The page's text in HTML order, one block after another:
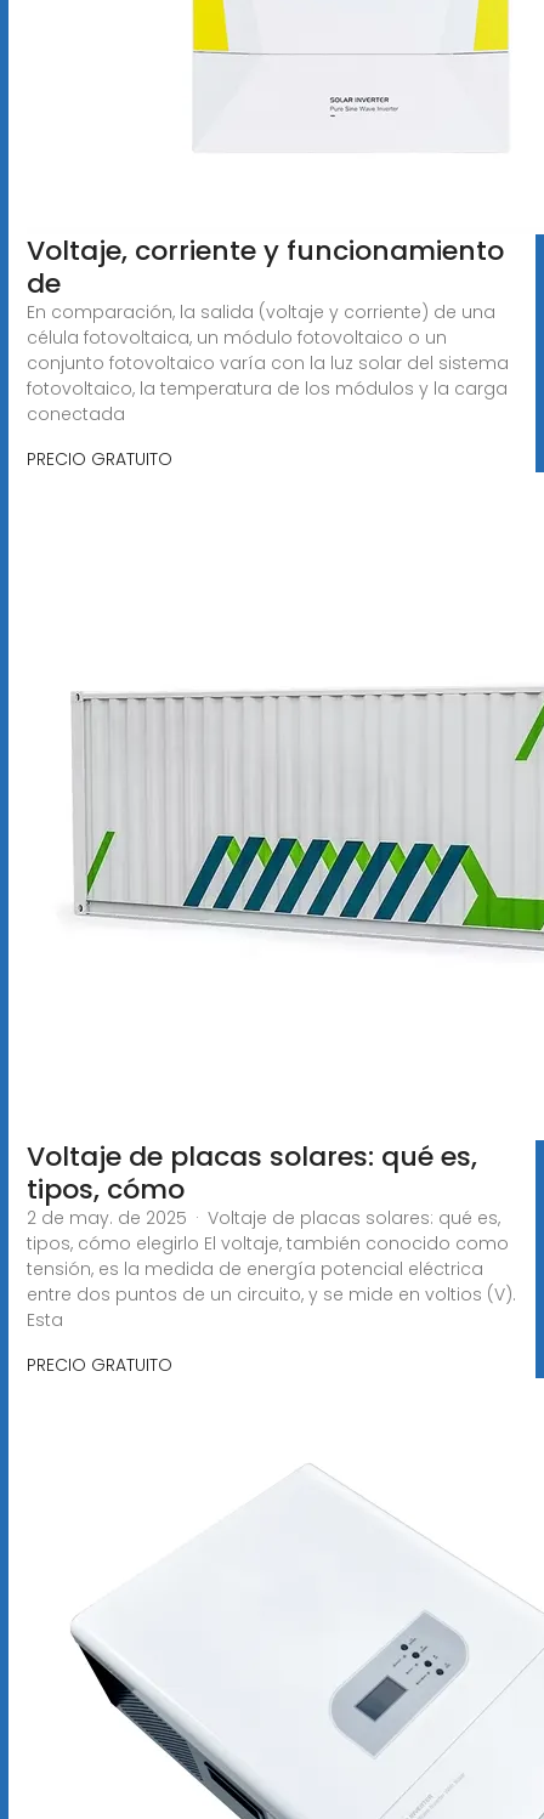
Voltaje, corriente y funcionamiento
de
En comparación, la salida (voltaje y corriente) de una
célula fotovoltaica, un módulo fotovoltaico o un
conjunto fotovoltaico varía con la luz solar del sistema
fotovoltaico, la temperatura de los módulos y la carga
conectada
PRECIO GRATUITO
Voltaje de placas solares: qué es,
tipos, cómo
2 de may. de 2025 · Voltaje de placas solares: qué es,
tipos, cómo elegirlo El voltaje, también conocido como
tensión, es la medida de energía potencial eléctrica
entre dos puntos de un circuito, y se mide en voltios (V).
Esta
PRECIO GRATUITO